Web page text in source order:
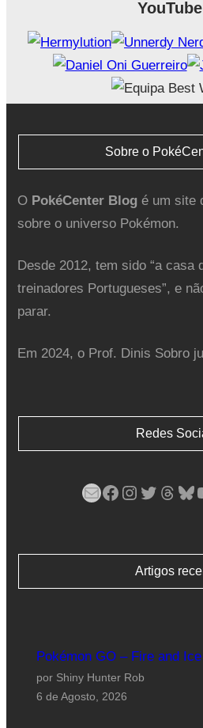
Sobre o
O PokéCenter Blogé um site
sobre o universo Pokémon.
Desde 2012, tem sido “a casa
treinadores Portugueses”, e
parar.
Em 2024, o Prof. Dinis Sobro
Redes
Mail Facebook Instagram Twitter Threads Bluesky
Artigos
Pokémon GO – Fire and
por Shiny Hunter Rob
6 de Agosto, 2026